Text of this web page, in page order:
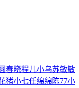
春晓程儿小乌苏敏敏
猪小七任绵绵 陈77小